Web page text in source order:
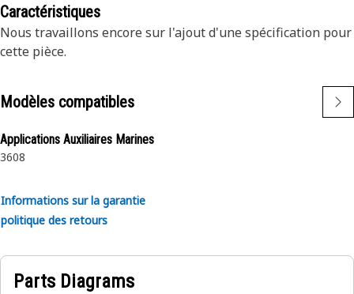
Caractéristiques
Nous travaillons encore sur l'ajout d'une spécification pour
cette pièce.
Modèles compatibles
Applications Auxiliaires Marines
3608
Informations sur la garantie
politique des retours
Parts Diagrams